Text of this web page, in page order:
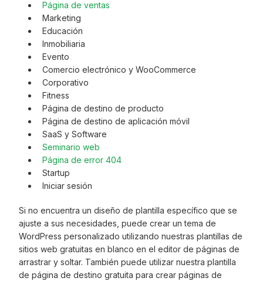
Página de ventas
Marketing
Educación
Inmobiliaria
Evento
Comercio electrónico y WooCommerce
Corporativo
Fitness
Página de destino de producto
Página de destino de aplicación móvil
SaaS y Software
Seminario web
Página de error 404
Startup
Iniciar sesión
Si no encuentra un diseño de plantilla específico que se
ajuste a sus necesidades, puede crear un tema de
WordPress personalizado utilizando nuestras plantillas de
sitios web gratuitas en blanco en el editor de páginas de
arrastrar y soltar. También puede utilizar nuestra plantilla
de página de destino gratuita para crear páginas de